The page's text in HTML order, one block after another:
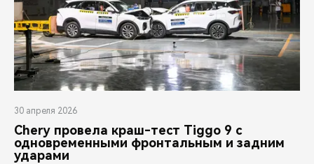
ВИДЕООБЗОРЫ
CHERY ДЛЯ ДЕТЕЙ
30 апреля 2026
Chery провела краш-тест Tiggo 9 с
одновременными фронтальным и задним
ударами